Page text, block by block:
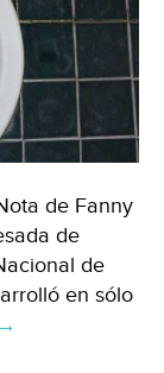
de Fanny
de
de
en sólo
Edomex:
→